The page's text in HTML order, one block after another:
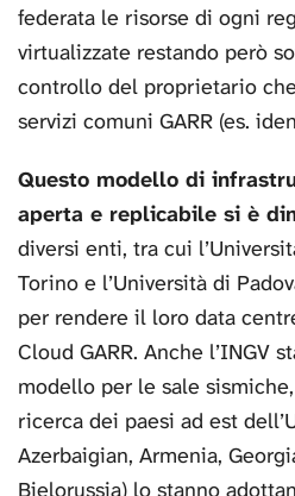
federata le risorse di ogni
virtualizzate restando però
controllo del proprietario
servizi comuni GARR (es.
Questo modello di
aperta e replicabile si è
diversi enti, tra cui
Torino e l’Università di
per rendere il loro data
Cloud GARR. Anche l’INGV
modello per le sale
ricerca dei paesi ad est
Azerbaigian, Armenia,
Bielorussia) lo stanno